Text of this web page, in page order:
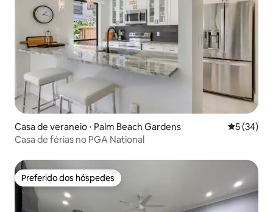
Casa de veraneio ⋅ Palm Beach Gardens 5 de uma
5 (34)
Casa de férias no PGA National
Preferido dos hóspedes
Preferido dos hóspedes